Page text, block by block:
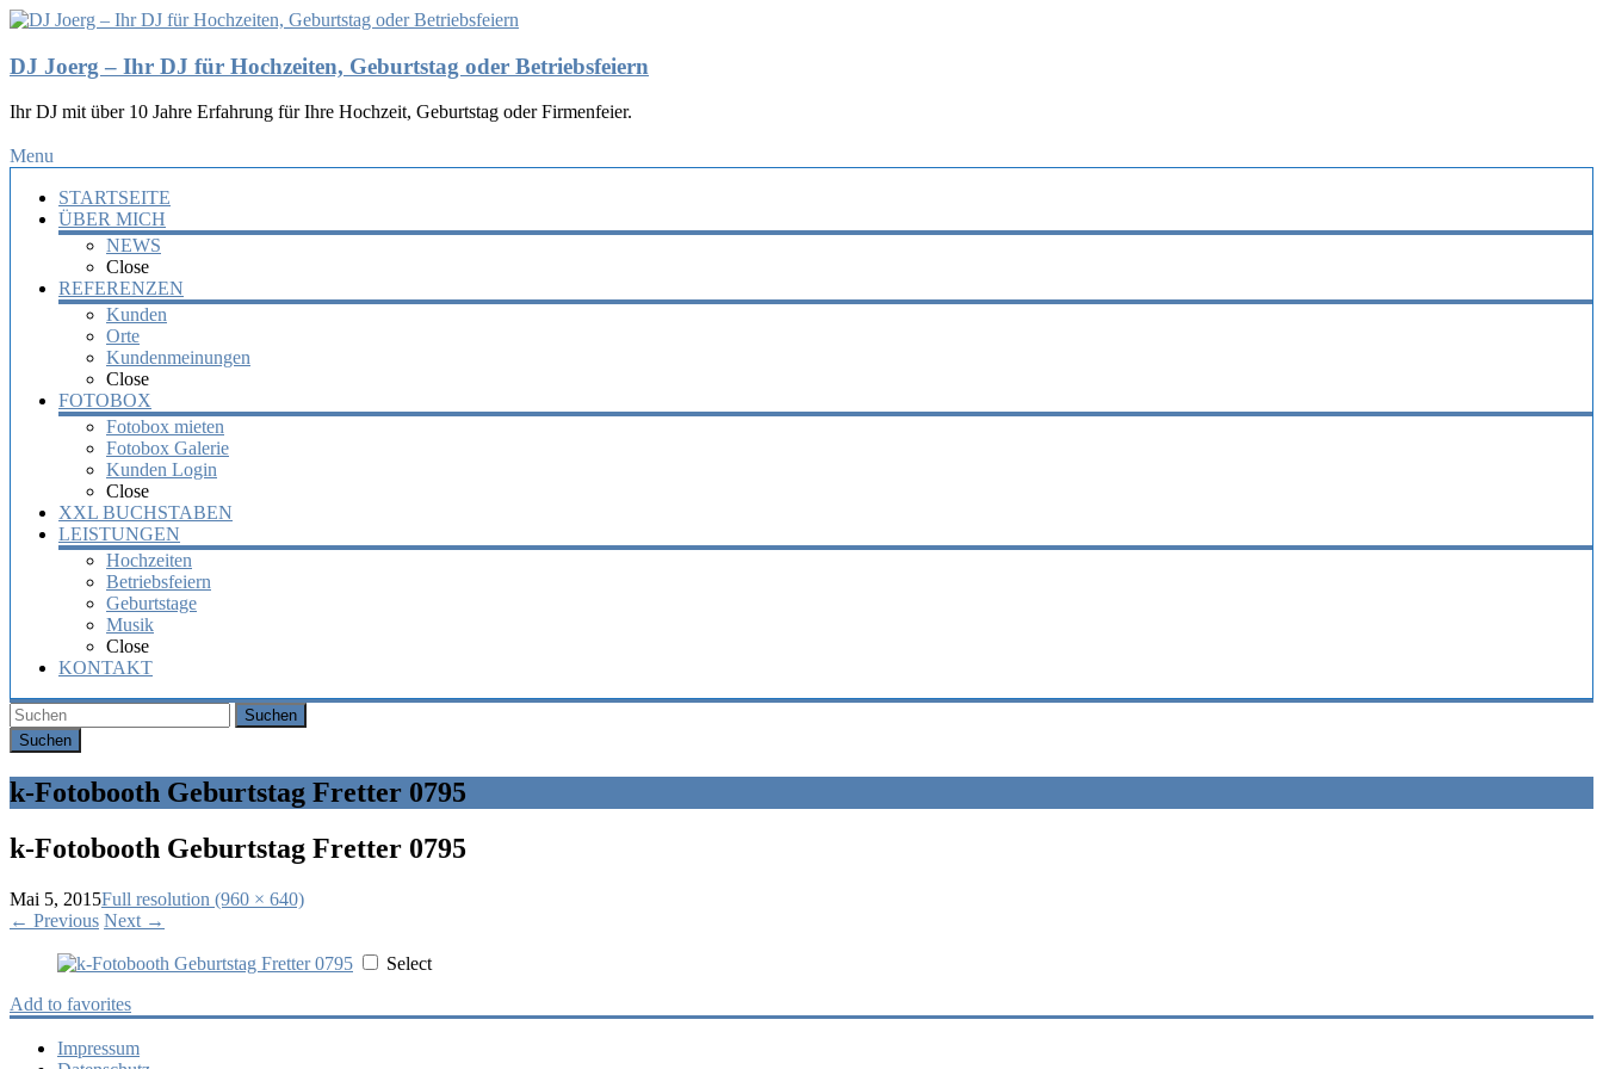
DJ Joerg – Ihr DJ für Hochzeiten, Geburtstag oder Betriebsfeiern
Ihr DJ mit über 10 Jahre Erfahrung für Ihre Hochzeit, Geburtstag oder Firmenfeier.
Menu
STARTSEITE
ÜBER MICH
NEWS
Close
REFERENZEN
Kunden
Orte
Kundenmeinungen
Close
FOTOBOX
Fotobox mieten
Fotobox Galerie
Kunden Login
Close
XXL BUCHSTABEN
LEISTUNGEN
Hochzeiten
Betriebsfeiern
Geburtstage
Musik
Close
KONTAKT
Suchen
k-Fotobooth Geburtstag Fretter 0795
k-Fotobooth Geburtstag Fretter 0795
Mai 5, 2015Full resolution (960 × 640)
← Previous Next →
Select
Add to favorites
Impressum